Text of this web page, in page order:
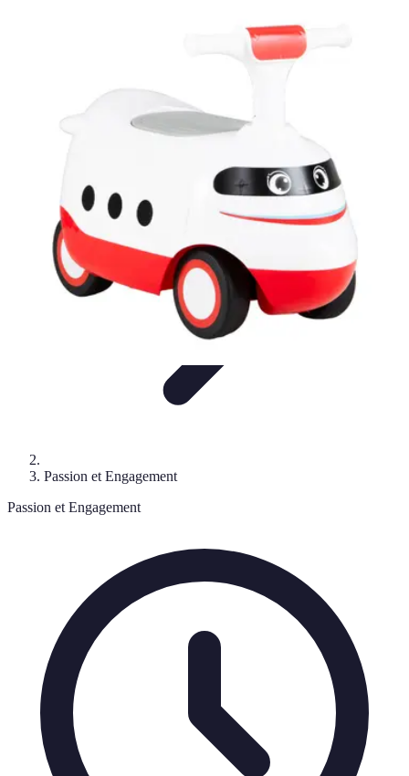
Conseils et TechniquesEntraînement et
Culture Tennis
Passion Tennis
Passion et Engagement
Passion et Engagement